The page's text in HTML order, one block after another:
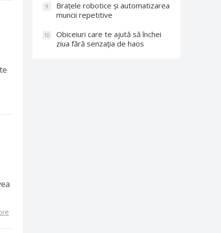
9
Brațele robotice și automatizarea
muncii repetitive
10
Obiceiuri care te ajută să închei
ziua fără senzația de haos